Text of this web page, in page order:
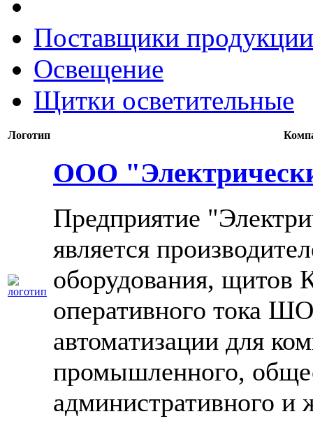
Поставщики
Освещение
Щитки осветительные
Логотип
ООО
Предприятие
является
оборудования,
оперативного тока
автоматизации для
промышленного,
административного и